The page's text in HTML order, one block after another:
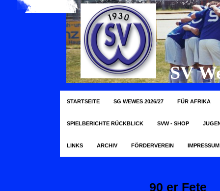
SV
STARTSEITE SG WEWES 2026/27 FÜR AFRIKA
SPIELBERICHTE RÜCKBLICK SVW - SHOP
LINKS ARCHIV FÖRDERVEREIN IMPRESSUM
90 er Fete